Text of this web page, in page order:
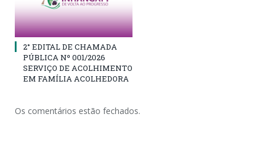
2° EDITAL DE CHAMADA
PÚBLICA Nº 001/2026
SERVIÇO DE ACOLHIMENTO
EM FAMÍLIA ACOLHEDORA
Os comentários estão fechados.